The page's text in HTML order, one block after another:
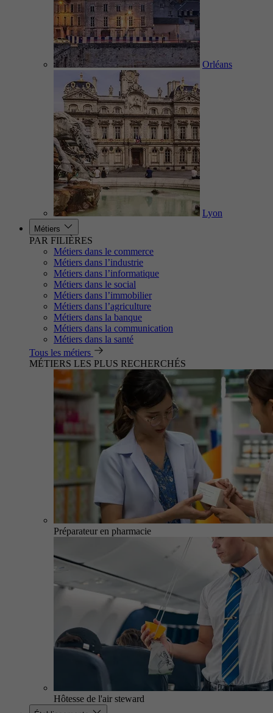
Orléans
Lyon
Métiers
PAR FILIÈRES
Métiers dans le commerce
Métiers dans l’industrie
Métiers dans l’informatique
Métiers dans le social
Métiers dans l’immobilier
Métiers dans l’agriculture
Métiers dans la banque
Métiers dans la communication
Métiers dans la santé
Tous les métiers
MÉTIERS LES PLUS RECHERCHÉS
Préparateur en pharmacie
Hôtesse de l'air steward